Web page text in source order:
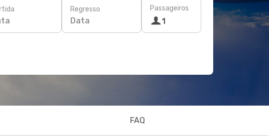
Regresso
Data
Passageiros
1
FAQ